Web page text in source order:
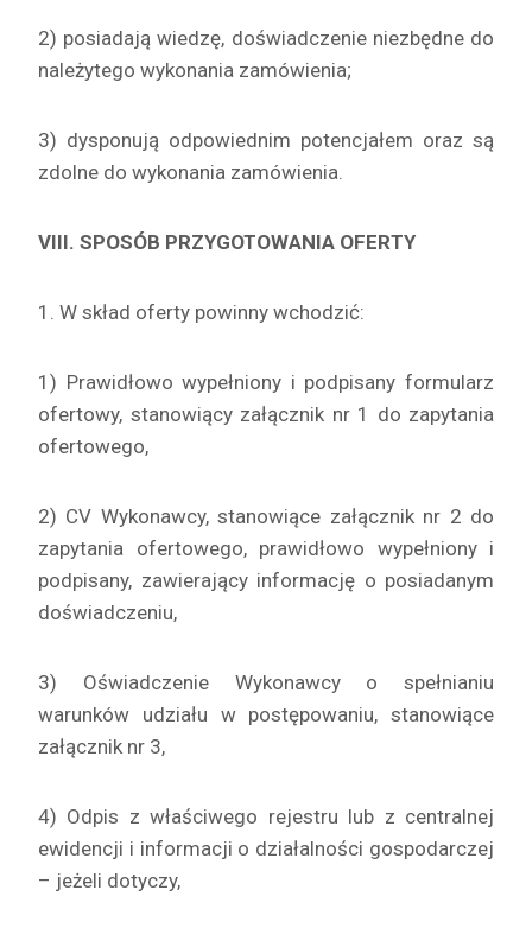
2) posiadają wiedzę, doświadczenie niezbędne do
należytego wykonania zamówienia;
3) dysponują odpowiednim potencjałem oraz są
zdolne do wykonania zamówienia.
VIII. SPOSÓB PRZYGOTOWANIA OFERTY
1. W skład oferty powinny wchodzić:
1) Prawidłowo wypełniony i podpisany formularz
ofertowy, stanowiący załącznik nr 1 do zapytania
ofertowego,
2) CV Wykonawcy, stanowiące załącznik nr 2 do
zapytania ofertowego, prawidłowo wypełniony i
podpisany, zawierający informację o posiadanym
doświadczeniu,
3) Oświadczenie Wykonawcy o spełnianiu
warunków udziału w postępowaniu, stanowiące
załącznik nr 3,
4) Odpis z właściwego rejestru lub z centralnej
ewidencji i informacji o działalności gospodarczej
– jeżeli dotyczy,